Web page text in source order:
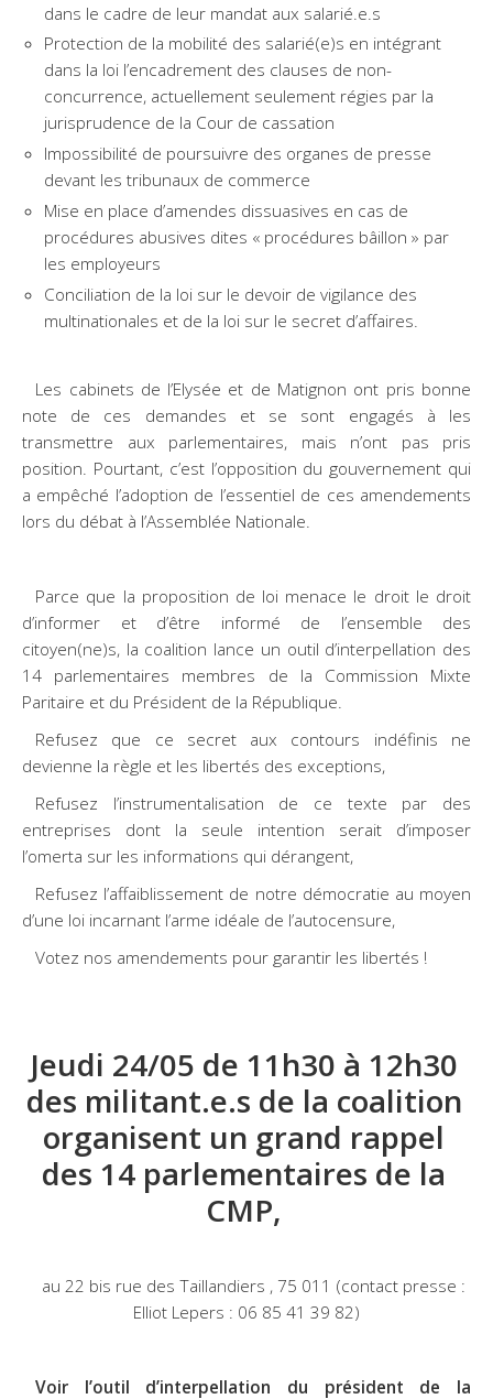
dans le cadre de leur mandat aux salarié.e.s
Protection de la mobilité des salarié(e)s en intégrant
dans la loi l’encadrement des clauses de non-
concurrence, actuellement seulement régies par la
jurisprudence de la Cour de cassation
Impossibilité de poursuivre des organes de presse
devant les tribunaux de commerce
Mise en place d’amendes dissuasives en cas de
procédures abusives dites « procédures bâillon » par
les employeurs
Conciliation de la loi sur le devoir de vigilance des
multinationales et de la loi sur le secret d’affaires.
Les cabinets de l’Elysée et de Matignon ont pris bonne
note de ces demandes et se sont engagés à les
transmettre aux parlementaires, mais n’ont pas pris
position. Pourtant, c’est l’opposition du gouvernement qui
a empêché l’adoption de l’essentiel de ces amendements
lors du débat à l’Assemblée Nationale.
Parce que la proposition de loi menace le droit le droit
d’informer et d’être informé de l’ensemble des
citoyen(ne)s, la coalition lance un outil d’interpellation des
14 parlementaires membres de la Commission Mixte
Paritaire et du Président de la République.
Refusez que ce secret aux contours indéfinis ne
devienne la règle et les libertés des exceptions,
Refusez l’instrumentalisation de ce texte par des
entreprises dont la seule intention serait d’imposer
l’omerta sur les informations qui dérangent,
Refusez l’affaiblissement de notre démocratie au moyen
d’une loi incarnant l’arme idéale de l’autocensure,
Votez nos amendements pour garantir les libertés !
Jeudi 24/05 de 11h30 à 12h30
des militant.e.s de la coalition
organisent un grand rappel
des 14 parlementaires de la
CMP,
au 22 bis rue des Taillandiers , 75 011 (contact presse :
Elliot Lepers : 06 85 41 39 82)
Voir l’outil d’interpellation du président de la